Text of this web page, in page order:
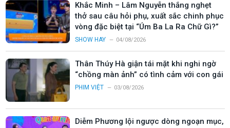
Khắc Minh – Lâm Nguyễn thắng nghẹt
thở sau câu hỏi phụ, xuất sắc chinh phục
vòng đặc biệt tại “Úm Ba La Ra Chữ Gì?”
SHOW HAY 04/08/2026
Thân Thúy Hà giận tái mặt khi nghi ngờ
“chồng màn ảnh” có tình cảm với con gái
PHIM VIỆT 03/08/2026
Diễm Phương lội ngược dòng ngoạn mục,